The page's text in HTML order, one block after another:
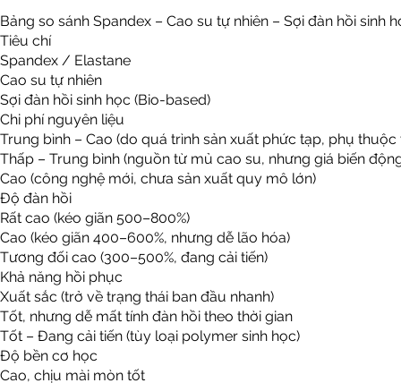
Bảng so sánh Spandex – Cao su tự nhiên – Sợi đàn hồi sinh
Tiêu chí
Spandex / Elastane
Cao su tự nhiên
Sợi đàn hồi sinh học (Bio-based)
Chi phí nguyên liệu
Trung bình – Cao (do quá trình sản xuất phức tạp, phụ
Thấp – Trung bình (nguồn từ mủ cao su, nhưng giá biến
Cao (công nghệ mới, chưa sản xuất quy mô lớn)
Độ đàn hồi
Rất cao (kéo giãn 500–800%)
Cao (kéo giãn 400–600%, nhưng dễ lão hóa)
Tương đối cao (300–500%, đang cải tiến)
Khả năng hồi phục
Xuất sắc (trở về trạng thái ban đầu nhanh)
Tốt, nhưng dễ mất tính đàn hồi theo thời gian
Tốt – Đang cải tiến (tùy loại polymer sinh học)
Độ bền cơ học
Cao, chịu mài mòn tốt